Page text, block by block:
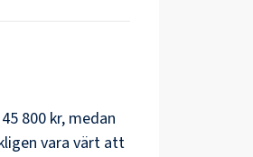
45 800 kr, medan
vara värt att